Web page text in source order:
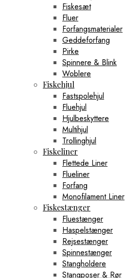
Fiskesæt
Fluer
Forfangsmaterialer
Geddeforfang
Pirke
Spinnere & Blink
Woblere
Fiskehjul
Fastspolehjul
Fluehjul
Hjulbeskyttere
Multihjul
Trollinghjul
Fiskeliner
Flettede Liner
Flueliner
Forfang
Monofilament Liner
Fiskestænger
Fluestænger
Haspelstænger
Rejsestænger
Spinnestænger
Stangholdere
Stangposer & Rør